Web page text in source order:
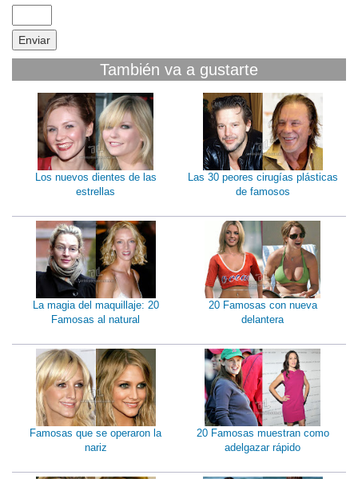
También va a gustarte
Los nuevos dientes de las
estrellas
Las 30 peores cirugías plásticas
de famosos
La magia del maquillaje: 20
Famosas al natural
20 Famosas con nueva
delantera
Famosas que se operaron la
nariz
20 Famosas muestran como
adelgazar rápido